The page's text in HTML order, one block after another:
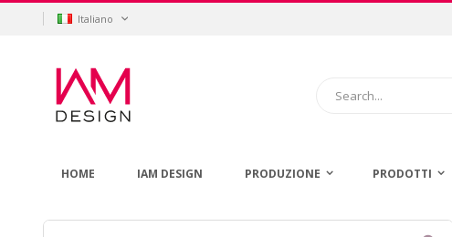
Salta
LinguaItaliano
HOME IAM DESIGN PRODUZIONE PRODOTTI
Vai